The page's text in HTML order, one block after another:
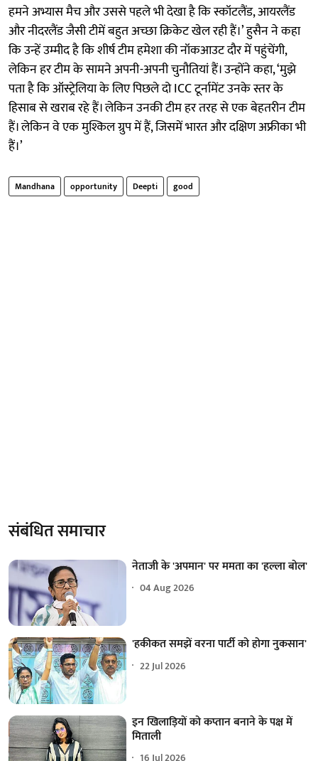
हमने अभ्यास मैच और उससे पहले भी देखा है कि स्कॉटलैंड, आयरलैंड
और नीदरलैंड जैसी टीमें बहुत अच्छा क्रिकेट खेल रही हैं।’ हुसैन ने कहा
कि उन्हें उम्मीद है कि शीर्ष टीम हमेशा की नॉकआउट दौर में पहुंचेंगी,
लेकिन हर टीम के सामने अपनी-अपनी चुनौतियां हैं। उन्होंने कहा, ‘मुझे
पता है कि ऑस्ट्रेलिया के लिए पिछले दो ICC टूर्नामेंट उनके स्तर के
हिसाब से खराब रहे हैं। लेकिन उनकी टीम हर तरह से एक बेहतरीन टीम
हैं। लेकिन वे एक मुश्किल ग्रुप में हैं, जिसमें भारत और दक्षिण अफ्रीका भी
हैं।’
Mandhana opportunity Deepti good
संबंधित समाचार
नेताजी के 'अपमान' पर ममता का 'हल्ला बोल'
04 Aug 2026
'हकीकत समझें वरना पार्टी को होगा नुकसान'
22 Jul 2026
इन खिलाड़ियों को कप्तान बनाने के पक्ष में
मिताली